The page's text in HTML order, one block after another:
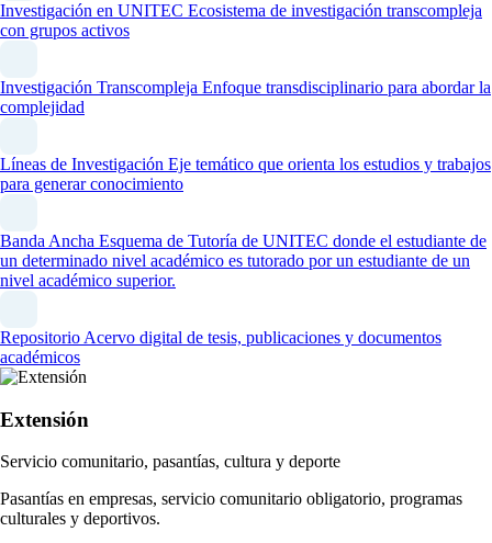
Investigación en UNITEC Ecosistema de investigación transcompleja
con grupos activos
Investigación Transcompleja Enfoque transdisciplinario para abordar la
complejidad
Líneas de Investigación Eje temático que orienta los estudios y trabajos
para generar conocimiento
Banda Ancha Esquema de Tutoría de UNITEC donde el estudiante de
un determinado nivel académico es tutorado por un estudiante de un
nivel académico superior.
Repositorio Acervo digital de tesis, publicaciones y documentos
académicos
Extensión
Servicio comunitario, pasantías, cultura y deporte
Pasantías en empresas, servicio comunitario obligatorio, programas
culturales y deportivos.